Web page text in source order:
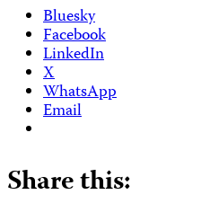
Bluesky
Facebook
LinkedIn
X
WhatsApp
Email
Share this: